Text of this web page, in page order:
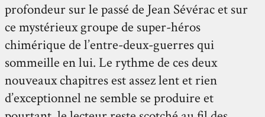
profondeur sur le passé de Jean Sévérac et sur
ce mystérieux groupe de super-héros
chimérique de l’entre-deux-guerres qui
sommeille en lui. Le rythme de ces deux
nouveaux chapitres est assez lent et rien
d’exceptionnel ne semble se produire et